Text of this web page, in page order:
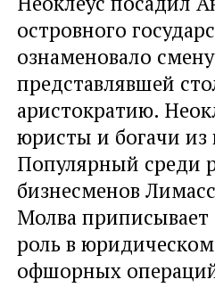
островного
ознаменовало
представлявшей
аристократию.
юристы и богачи из
Популярный среди
бизнесменов
Молва приписывает
роль в
офшорных